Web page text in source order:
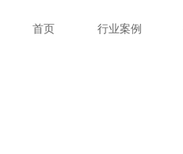
首页 行业案例